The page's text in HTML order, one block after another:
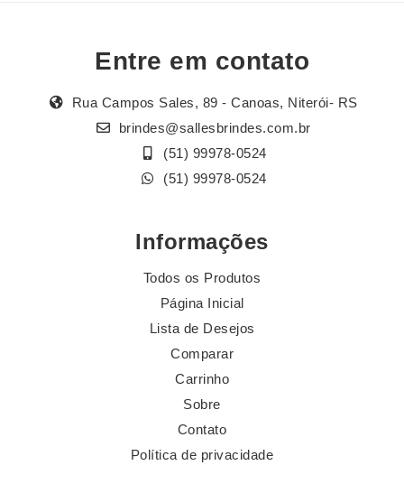
Entre em contato
Rua Campos Sales, 89 - Canoas, Niterói- RS
brindes@sallesbrindes.com.br
(51) 99978-0524
(51) 99978-0524
Informações
Todos os Produtos
Página Inicial
Lista de Desejos
Comparar
Carrinho
Sobre
Contato
Política de privacidade